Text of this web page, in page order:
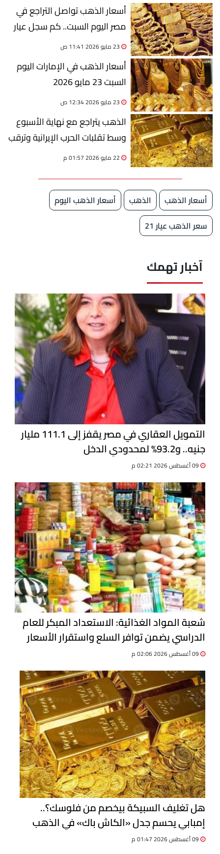
أسعار الذهب تواصل التراجع في
مصر اليوم السبت.. كم سجل عيار
21؟
23 مايو 2026 11:41 ص
أسعار الذهب في الإمارات اليوم
السبت 23 مايو 2026
23 مايو 2026 12:34 ص
الذهب يتراجع مع نهاية الأسبوع
وسط تقلبات الحرب الإيرانية وترقب
الفائدة الأمريكية
22 مايو 2026 01:57 م
أسعار الذهب الذهب
أسعار الذهب اليوم
سعر الذهب عيار 21
آخبار تهمك
التمويل العقاري في مصر يقفز إلى 111.1 مليار
جنيه.. و93.2% لمحدودي الدخل
شعبة المواد الغذائية: الاستعداد المبكر للعام
الدراسي يضمن توافر السلع واستقرار الأسعار
هل تغليف السبيكة بيخصم من فلوسك؟..
إمبابي يحسم جدل «الكاش باك» في الذهب